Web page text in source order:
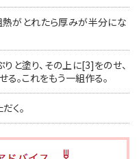
がとれたら厚みが半分にな
と塗り、その上に[3]をのせ、
。これをもう一組作る。
く。